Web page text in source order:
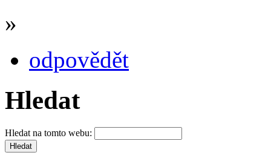
»
odpovědět
Hledat
Hledat na tomto webu: